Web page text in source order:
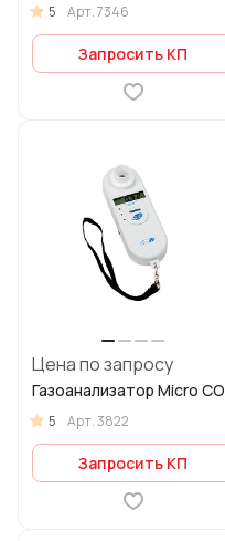
5 Арт.7346
Запросить КП
Цена по запросу
Газоанализатор Micro CO
5 Арт.3822
Запросить КП